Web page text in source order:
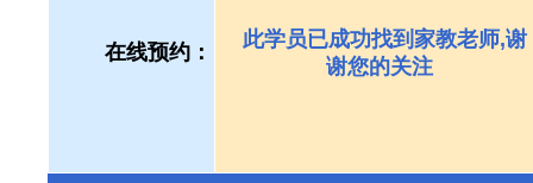
在线预约：
此学员已成功找到家教老师,谢
谢您的关注